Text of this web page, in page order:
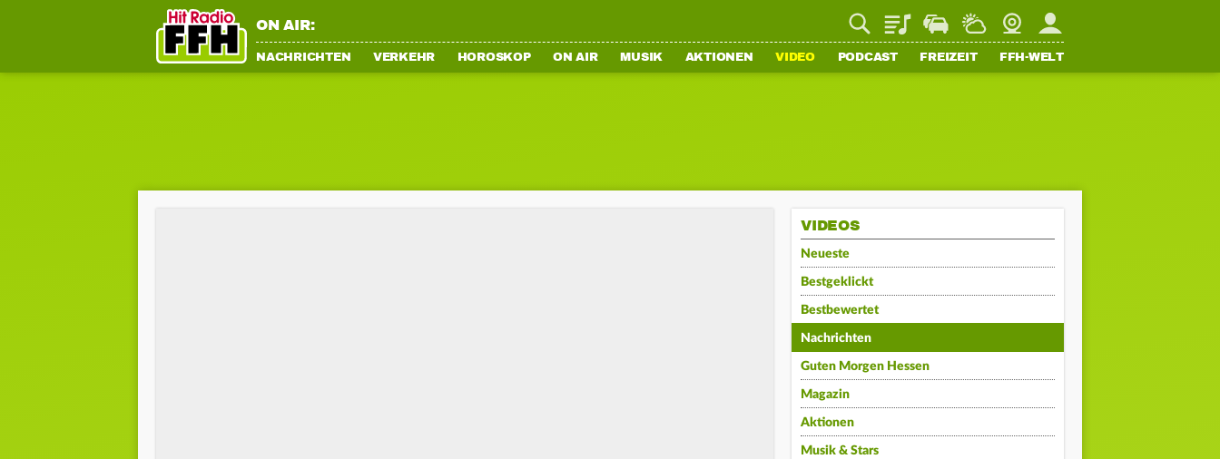
ON AIR: PlaylistStaupilotWetterWebcamMein FFH
NACHRICHTEN VERKEHR HOROSKOP ON AIR MUSIK AKTIONEN VIDEO PODCAST FREIZEIT FFH-WELT
VIDEOS
Neueste
Bestgeklickt
Bestbewertet
Nachrichten
Guten Morgen Hessen
Magazin
Aktionen
Musik & Stars